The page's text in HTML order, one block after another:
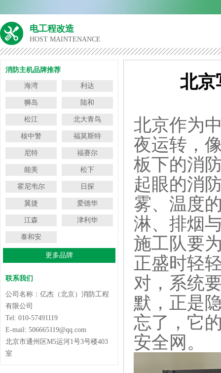
电工程改造
HOST MAINTENANCE
消防主机品牌推荐
海湾 利达
狮岛 陆和
松江 北大青鸟
核中警 福莫斯特
尼特 福赛尔
能美 松下
霍尼韦尔 日探
翼捷 爱德华
江森 津利华
泰和安
更多品牌
联系我们
公司名称：亿杰（北京）消防工程
有限公司
Tel: 010-57491119
E-mail: 506665119@qq.com
北京市通州区M5运河1号3号楼403
室
北京
北京作为
夜运转，
板下的消
起眼的消
雾、温度
淋、排烟
施工队要
正盛时轻
对，系统
默，正是
忘了，它
安全网。